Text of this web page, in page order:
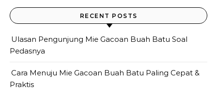
RECENT POSTS
Ulasan Pengunjung Mie Gacoan Buah Batu Soal
Pedasnya
Cara Menuju Mie Gacoan Buah Batu Paling Cepat &
Praktis
Link cepat ke halaman lainnya